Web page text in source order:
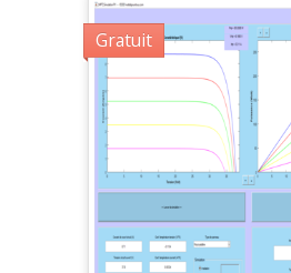
Gratuit